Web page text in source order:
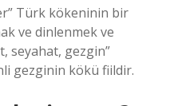
Türk kökeninin bir
ve dinlenmek ve
seyahat, gezgin”
gezginin kökü fiildir.